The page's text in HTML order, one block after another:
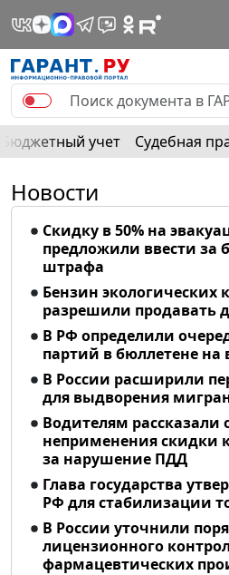
Бюджетный учет Судебная
Новости
Скидку в 50% на
предложили ввести за
штрафа
Бензин экологических
разрешили продавать
В РФ определили
партий в бюллетене на
В России расширили
для выдворения
Водителям рассказали
неприменения скидки
за нарушение ПДД
Глава государства
РФ для стабилизации
В России уточнили
лицензионного
фармацевтических